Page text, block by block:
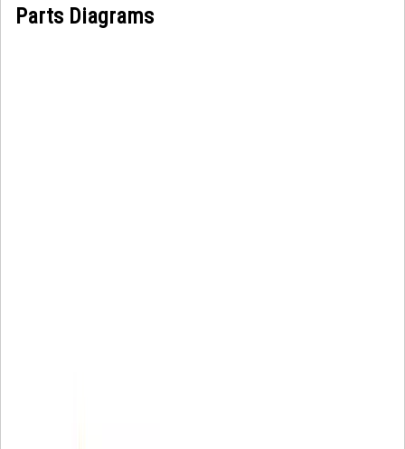
Parts Diagrams